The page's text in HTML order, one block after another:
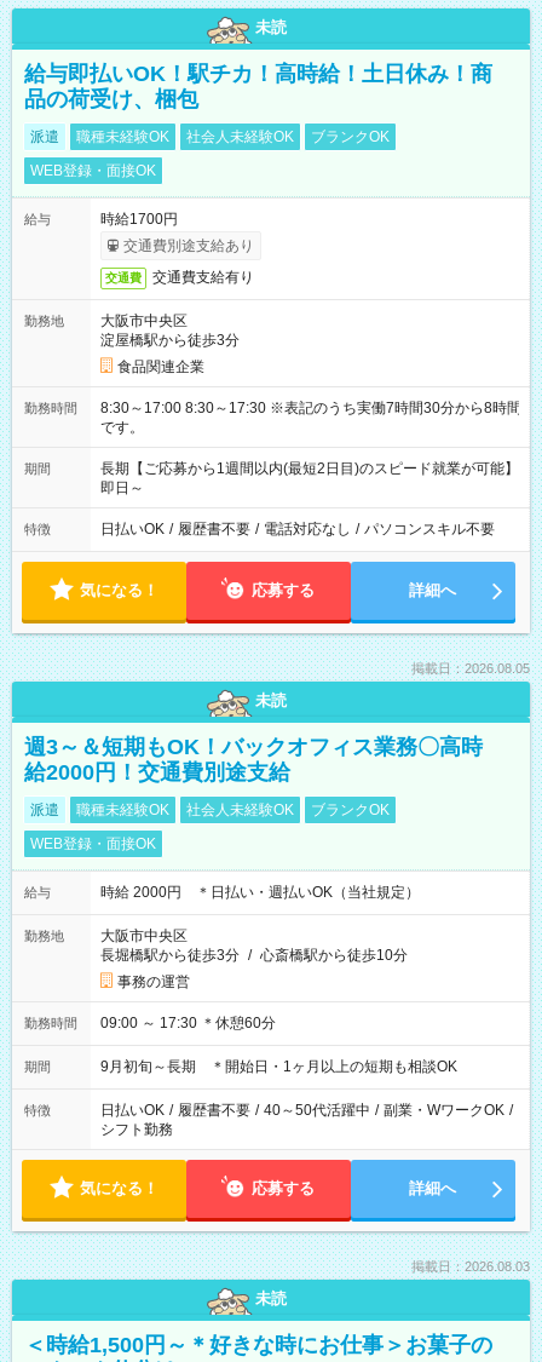
未読
給与即払いOK！駅チカ！高時給！土日休み！商
品の荷受け、梱包
派遣 職種未経験OK 社会人未経験OK
ブランクOK
WEB登録・面接OK
給与
時給1700円
交通費別途支給あり
交通費 交通費支給有り
勤務地
大阪市中央区
淀屋橋駅から徒歩3分
食品関連企業
勤務時間
8:30～17:00 8:30～17:30 ※表記のうち実働7時間30分から8時間
です。
期間
長期【ご応募から1週間以内(最短2日目)のスピード就業が可能】
即日～
特徴 日払いOK / 履歴書不要 / 電話対応なし / パソコンスキル不要
気になる！ 応募する 詳細へ
掲載日：2026.08.05
未読
週3～＆短期もOK！バックオフィス業務〇高時
給2000円！交通費別途支給
派遣 職種未経験OK 社会人未経験OK
ブランクOK
WEB登録・面接OK
給与 時給 2000円 ＊日払い・週払いOK（当社規定）
勤務地
大阪市中央区
長堀橋駅から徒歩3分 / 心斎橋駅から徒歩10分
事務の運営
勤務時間 09:00 ～ 17:30 ＊休憩60分
期間 9月初旬～長期 ＊開始日・1ヶ月以上の短期も相談OK
特徴 日払いOK / 履歴書不要 / 40～50代活躍中 / 副業・WワークOK /
シフト勤務
気になる！ 応募する 詳細へ
掲載日：2026.08.03
未読
＜時給1,500円～＊好きな時にお仕事＞お菓子の